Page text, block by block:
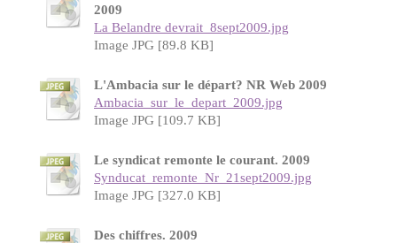
2009
La Belandre devrait_8sept2009.jpg
Image JPG [89.8 KB]
L'Ambacia sur le départ? NR Web 2009
Ambacia_sur_le_depart_2009.jpg
Image JPG [109.7 KB]
Le syndicat remonte le courant. 2009
Synducat_remonte_Nr_21sept2009.jpg
Image JPG [327.0 KB]
Des chiffres. 2009